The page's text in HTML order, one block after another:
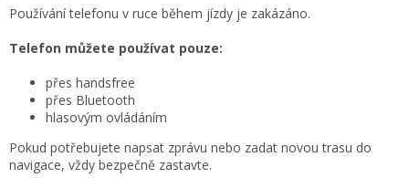
Používání telefonu v ruce během jízdy je zakázáno.
Telefon můžete používat pouze:
přes handsfree
přes Bluetooth
hlasovým ovládáním
Pokud potřebujete napsat zprávu nebo zadat novou trasu do
navigace, vždy bezpečně zastavte.